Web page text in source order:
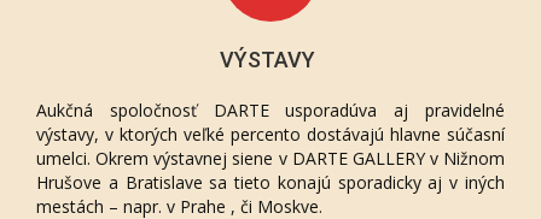
VÝSTAVY
Aukčná spoločnosť DARTE usporadúva aj pravidelné
výstavy, v ktorých veľké percento dostávajú hlavne súčasní
umelci. Okrem výstavnej siene v DARTE GALLERY v Nižnom
Hrušove a Bratislave sa tieto konajú sporadicky aj v iných
mestách – napr. v Prahe , či Moskve.